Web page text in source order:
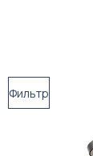
Фильтр